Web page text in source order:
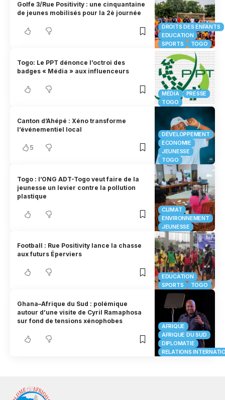
DROITS DES ENFANTS
EDUCATION
SPORTS
TOGO
Golfe 3/Rue Positivity : une cinquantaine
de jeunes mobilisés pour la 2è journée
MÉDIA
PRESSE
TOGO
Togo: Le PPT dénonce l’octroi des
badges « Média » aux influenceurs
DÉVELOPPEMENT
ECONOMIE
JEUNESSE
TOGO
Canton d’Ahépé : Xéno transforme
l’événementiel local
5
CLIMAT
ENVIRONNEMENT
JEUNESSE
Togo : l’ONG ADT-Togo veut faire de la
jeunesse un levier contre la pollution
plastique
EDUCATION
SPORTS
TOGO
Football : Rue Positivity lance la chasse
aux futurs Éperviers
AFRIQUE
AFRIQUE DU SUD
DIPLOMATIE
RELATIONS
Ghana–Afrique du Sud : polémique
autour d’une visite de Cyril Ramaphosa
sur fond de tensions xénophobes